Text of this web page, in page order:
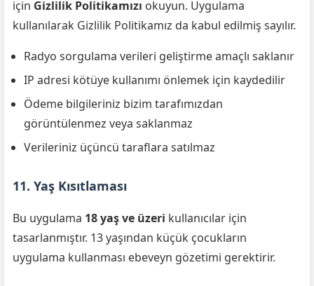
için Gizlilik Politikamızı okuyun. Uygulama
kullanılarak Gizlilik Politikamız da kabul edilmiş sayılır.
Radyo sorgulama verileri geliştirme amaçlı saklanır
IP adresi kötüye kullanımı önlemek için kaydedilir
Ödeme bilgileriniz bizim tarafımızdan
görüntülenmez veya saklanmaz
Verileriniz üçüncü taraflara satılmaz
11. Yaş Kısıtlaması
Bu uygulama 18 yaş ve üzeri kullanıcılar için
tasarlanmıştır. 13 yaşından küçük çocukların
uygulama kullanması ebeveyn gözetimi gerektirir.